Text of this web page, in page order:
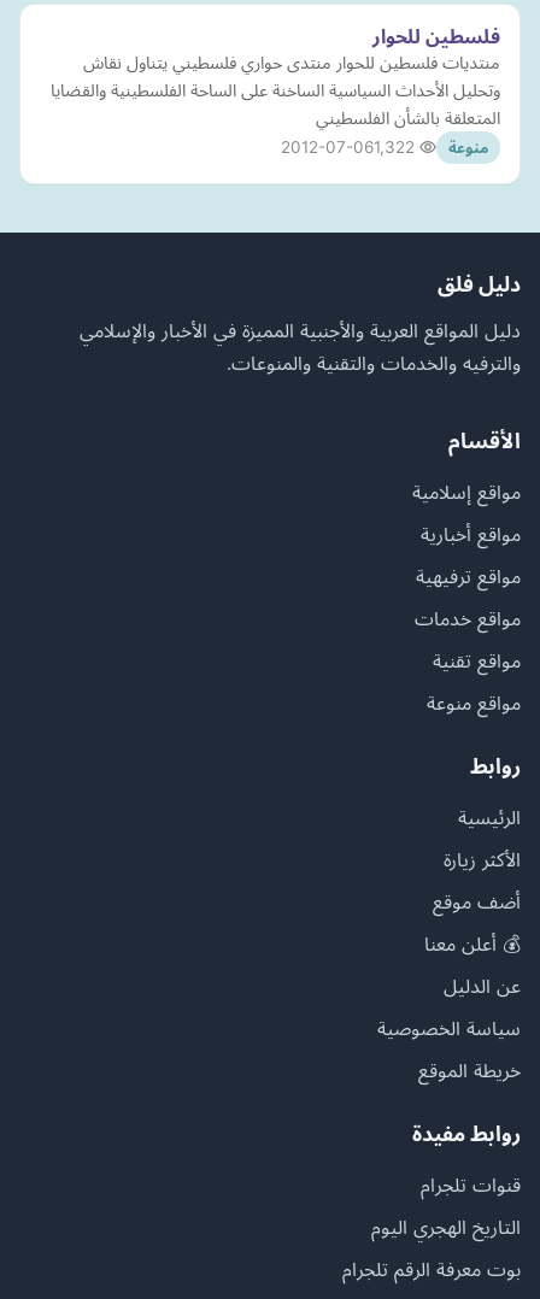
فلسطين للحوار
منتديات فلسطين للحوار منتدى حواري فلسطيني يتناول نقاش
وتحليل الأحداث السياسية الساخنة على الساحة الفلسطينية والقضايا
المتعلقة بالشأن الفلسطيني
منوعة 2012-07-06
دليل فلق
دليل المواقع العربية والأجنبية المميزة في الأخبار والإسلامي
والترفيه والخدمات والتقنية والمنوعات.
الأقسام
مواقع إسلامية
مواقع أخبارية
مواقع ترفيهية
مواقع خدمات
مواقع تقنية
مواقع منوعة
روابط
الرئيسية
الأكثر زيارة
أضف موقع
💰 أعلن معنا
عن الدليل
سياسة الخصوصية
خريطة الموقع
روابط مفيدة
قنوات تلجرام
التاريخ الهجري اليوم
بوت معرفة الرقم تلجرام